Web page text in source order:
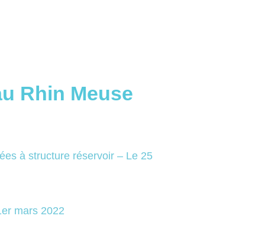
Rhin Meuse
à structure réservoir – Le 25
mars 2022